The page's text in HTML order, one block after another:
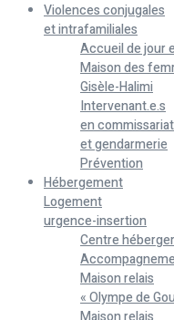
Violences conjugales
et intrafamiliales
Accueil de jour
Maison des
Gisèle-Halimi
Intervenant.e.s
en commissariat
et gendarmerie
Prévention
Hébergement
Logement
urgence-insertion
Centre
Maison relais
« Olympe de